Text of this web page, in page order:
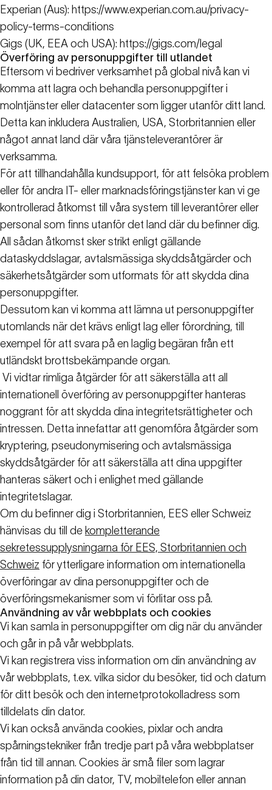
Experian (Aus): https://www.experian.com.au/privacy-
policy-terms-conditions
Gigs (UK, EEA och USA): https://gigs.com/legal
Överföring av personuppgifter till utlandet
Eftersom vi bedriver verksamhet på global nivå kan vi
komma att lagra och behandla personuppgifter i
molntjänster eller datacenter som ligger utanför ditt land.
Detta kan inkludera Australien, USA, Storbritannien eller
något annat land där våra tjänsteleverantörer är
verksamma.
För att tillhandahålla kundsupport, för att felsöka problem
eller för andra IT- eller marknadsföringstjänster kan vi ge
kontrollerad åtkomst till våra system till leverantörer eller
personal som finns utanför det land där du befinner dig.
All sådan åtkomst sker strikt enligt gällande
dataskyddslagar, avtalsmässiga skyddsåtgärder och
säkerhetsåtgärder som utformats för att skydda dina
personuppgifter.
Dessutom kan vi komma att lämna ut personuppgifter
utomlands när det krävs enligt lag eller förordning, till
exempel för att svara på en laglig begäran från ett
utländskt brottsbekämpande organ.
Vi vidtar rimliga åtgärder för att säkerställa att all
internationell överföring av personuppgifter hanteras
noggrant för att skydda dina integritetsrättigheter och
intressen. Detta innefattar att genomföra åtgärder som
kryptering, pseudonymisering och avtalsmässiga
skyddsåtgärder för att säkerställa att dina uppgifter
hanteras säkert och i enlighet med gällande
integritetslagar.
Om du befinner dig i Storbritannien, EES eller Schweiz
hänvisas du till de kompletterande
sekretessupplysningarna för EES, Storbritannien och
Schweiz för ytterligare information om internationella
överföringar av dina personuppgifter och de
överföringsmekanismer som vi förlitar oss på.
Användning av vår webbplats och cookies
Vi kan samla in personuppgifter om dig när du använder
och går in på vår webbplats.
Vi kan registrera viss information om din användning av
vår webbplats, t.ex. vilka sidor du besöker, tid och datum
för ditt besök och den internetprotokolladress som
tilldelats din dator.
Vi kan också använda cookies, pixlar och andra
spårningstekniker från tredje part på våra webbplatser
från tid till annan. Cookies är små filer som lagrar
information på din dator, TV, mobiltelefon eller annan